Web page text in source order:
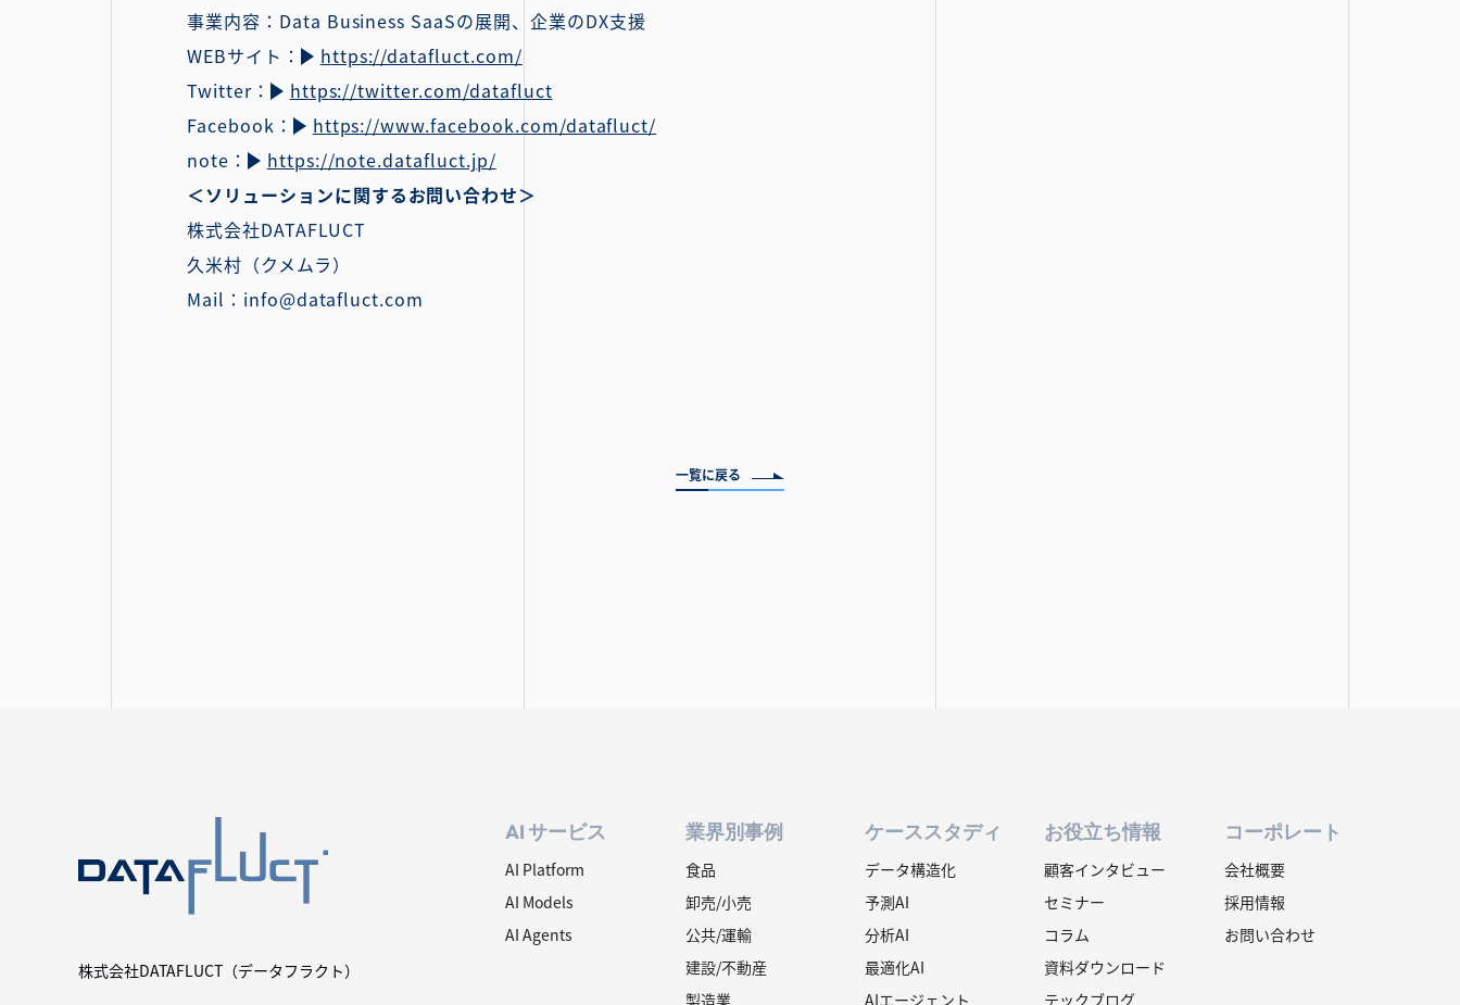
事業内容：Data Business SaaSの展開、企業のDX支援
WEBサイト：
https://datafluct.com/
Twitter：
https://twitter.com/datafluct
Facebook：
https://www.facebook.com/datafluct/
note：
https://note.datafluct.jp/
＜ソリューションに関するお問い合わせ＞
株式会社DATAFLUCT
久米村（クメムラ）
Mail：info@datafluct.com
一覧に戻る
株式会社DATAFLUCT（データフラクト）
AI サービス
AI Platform
AI Models
AI Agents
業界別事例
食品
卸売/小売
公共/運輸
建設/不動産
製造業
ケーススタディ
データ構造化
予測AI
分析AI
最適化AI
AIエージェント
お役立ち情報
顧客インタビュー
セミナー
コラム
資料ダウンロード
テックブログ
コーポレート
会社概要
採用情報
お問い合わせ